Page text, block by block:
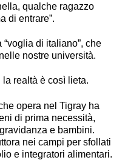
qualche ragazzo
di entrare”.
di italiano”, che
nostre università.
realtà è così lieta.
opera nel Tigray ha
di prima necessità,
e bambini.
nei campi per sfollati
e integratori alimentari.